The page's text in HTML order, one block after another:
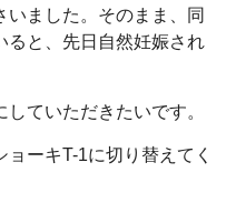
いました。そのまま、同
ると、先日自然妊娠され
ていただきたいです。
ーキT-1に切り替えてく